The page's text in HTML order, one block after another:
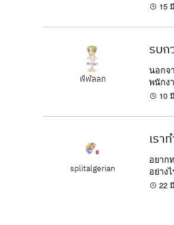
15
พี่พัลลภ
รบก
นอกจ
พนักง
10
splitalgerian
เรา
อยาก
อย่าง
22